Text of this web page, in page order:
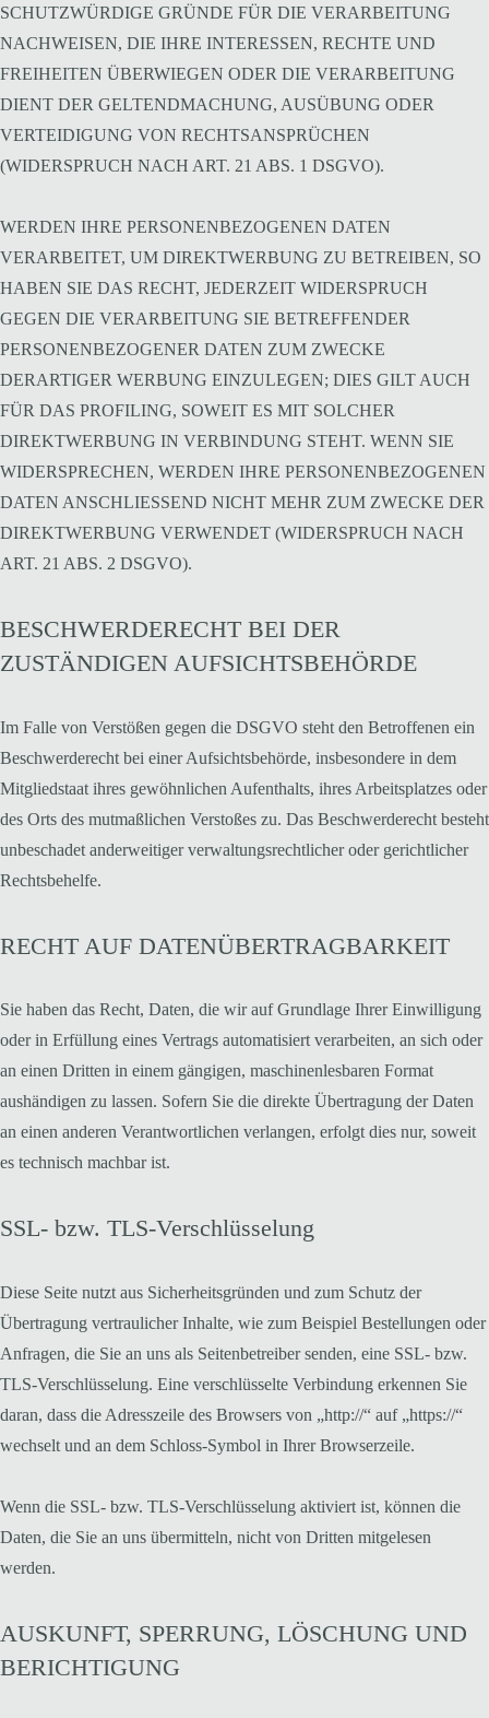
SCHUTZWÜRDIGE GRÜNDE FÜR DIE VERARBEITUNG
NACHWEISEN, DIE IHRE INTERESSEN, RECHTE UND
FREIHEITEN ÜBERWIEGEN ODER DIE VERARBEITUNG
DIENT DER GELTENDMACHUNG, AUSÜBUNG ODER
VERTEIDIGUNG VON RECHTSANSPRÜCHEN
(WIDERSPRUCH NACH ART. 21 ABS. 1 DSGVO).
WERDEN IHRE PERSONENBEZOGENEN DATEN
VERARBEITET, UM DIREKTWERBUNG ZU BETREIBEN, SO
HABEN SIE DAS RECHT, JEDERZEIT WIDERSPRUCH
GEGEN DIE VERARBEITUNG SIE BETREFFENDER
PERSONENBEZOGENER DATEN ZUM ZWECKE
DERARTIGER WERBUNG EINZULEGEN; DIES GILT AUCH
FÜR DAS PROFILING, SOWEIT ES MIT SOLCHER
DIREKTWERBUNG IN VERBINDUNG STEHT. WENN SIE
WIDERSPRECHEN, WERDEN IHRE PERSONENBEZOGENEN
DATEN ANSCHLIESSEND NICHT MEHR ZUM ZWECKE DER
DIREKTWERBUNG VERWENDET (WIDERSPRUCH NACH
ART. 21 ABS. 2 DSGVO).
BESCHWERDERECHT BEI DER
ZUSTÄNDIGEN AUFSICHTSBEHÖRDE
Im Falle von Verstößen gegen die DSGVO steht den Betroffenen ein
Beschwerderecht bei einer Aufsichtsbehörde, insbesondere in dem
Mitgliedstaat ihres gewöhnlichen Aufenthalts, ihres Arbeitsplatzes oder
des Orts des mutmaßlichen Verstoßes zu. Das Beschwerderecht besteht
unbeschadet anderweitiger verwaltungsrechtlicher oder gerichtlicher
Rechtsbehelfe.
RECHT AUF DATENÜBERTRAGBARKEIT
Sie haben das Recht, Daten, die wir auf Grundlage Ihrer Einwilligung
oder in Erfüllung eines Vertrags automatisiert verarbeiten, an sich oder
an einen Dritten in einem gängigen, maschinenlesbaren Format
aushändigen zu lassen. Sofern Sie die direkte Übertragung der Daten
an einen anderen Verantwortlichen verlangen, erfolgt dies nur, soweit
es technisch machbar ist.
SSL- bzw. TLS-Verschlüsselung
Diese Seite nutzt aus Sicherheitsgründen und zum Schutz der
Übertragung vertraulicher Inhalte, wie zum Beispiel Bestellungen oder
Anfragen, die Sie an uns als Seitenbetreiber senden, eine SSL- bzw.
TLS-Verschlüsselung. Eine verschlüsselte Verbindung erkennen Sie
daran, dass die Adresszeile des Browsers von „http://“ auf „https://“
wechselt und an dem Schloss-Symbol in Ihrer Browserzeile.
Wenn die SSL- bzw. TLS-Verschlüsselung aktiviert ist, können die
Daten, die Sie an uns übermitteln, nicht von Dritten mitgelesen
werden.
AUSKUNFT, SPERRUNG, LÖSCHUNG UND
BERICHTIGUNG